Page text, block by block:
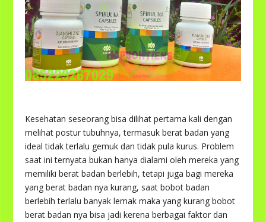
Kesehatan seseorang bisa dilihat pertama kali dengan
melihat postur tubuhnya, termasuk berat badan yang
ideal tidak terlalu gemuk dan tidak pula kurus. Problem
saat ini ternyata bukan hanya dialami oleh mereka yang
memiliki berat badan berlebih, tetapi juga bagi mereka
yang berat badan nya kurang, saat bobot badan
berlebih terlalu banyak lemak maka yang kurang bobot
berat badan nya bisa jadi kerena berbagai faktor dan